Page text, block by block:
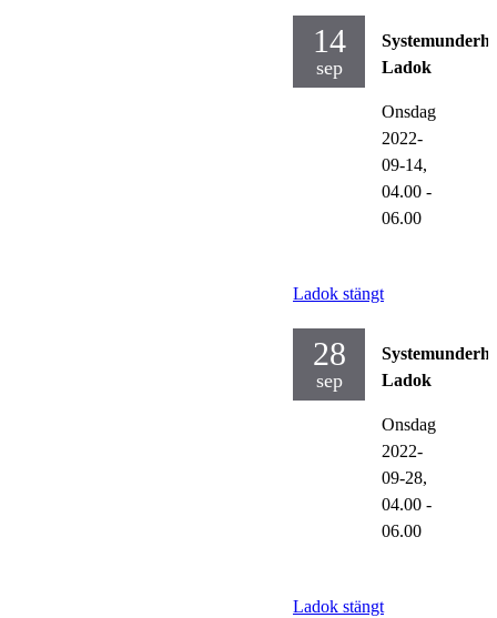
14
sep
Ladok
Onsdag
2022-
09-14,
04.00 -
06.00
Ladok stängt
28
sep
Ladok
Onsdag
2022-
09-28,
04.00 -
06.00
Ladok stängt